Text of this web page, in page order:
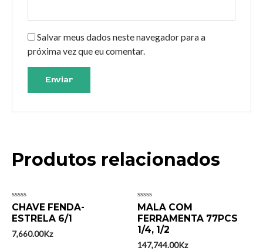
Salvar meus dados neste navegador para a
próxima vez que eu comentar.
Produtos relacionados
Avaliação
0
de
5
CHAVE FENDA-
ESTRELA 6/1
7,660.00Kz
Avaliação
0
de
5
MALA COM
FERRAMENTA 77PCS
1/4, 1/2
147,744.00Kz